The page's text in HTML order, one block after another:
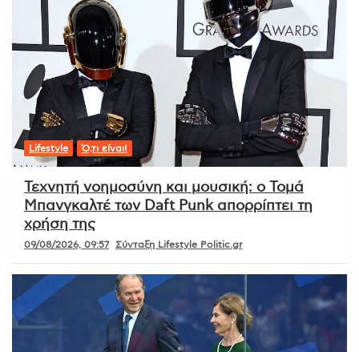
Lifestyle Ό,τι είναι!
Τεχνητή νοημοσύνη και μουσική: ο Τομά
Μπανγκαλτέ των Daft Punk απορρίπτει τη
χρήση της
09/08/2026, 09:57 Σύνταξη Lifestyle Politic.gr